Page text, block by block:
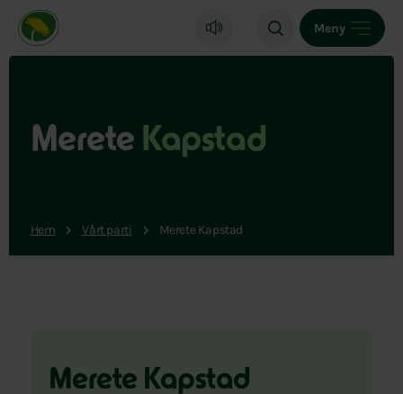
Miljöpartiet de gröna, startsida
Meny
Merete Kapstad
Hem Vårt parti Merete Kapstad
Merete Kapstad